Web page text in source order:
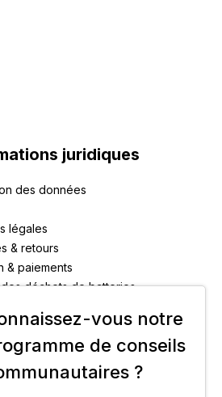
juridiques
des données
légales
& retours
& paiements
déchets de batteries
vous notre
de conseils
?